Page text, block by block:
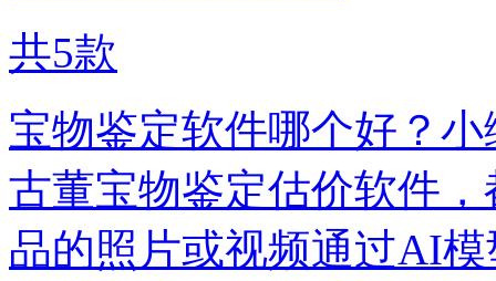
共5款
宝物鉴定软件哪个好？
古董宝物鉴定估价软件
品的照片或视频通过AI